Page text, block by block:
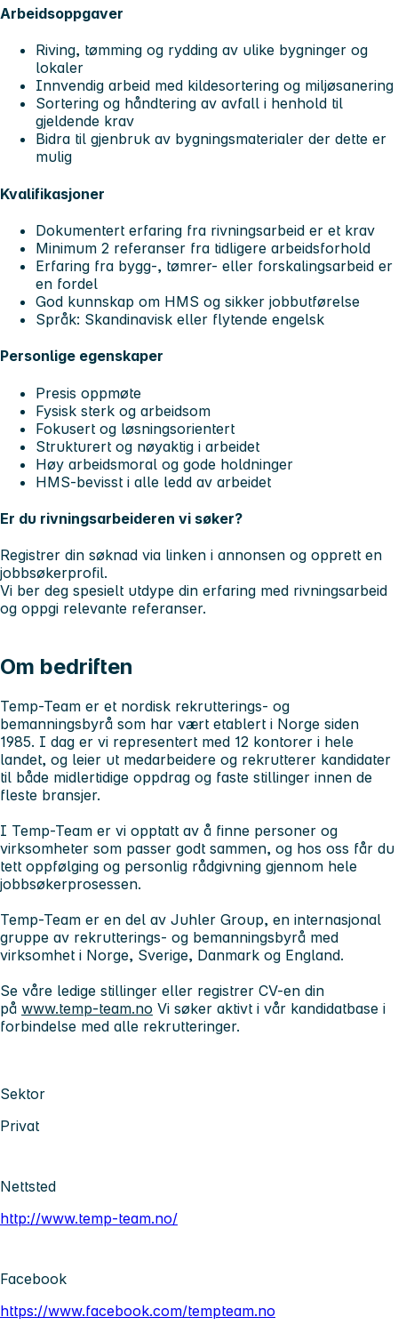
Arbeidsoppgaver
Riving, tømming og rydding av ulike bygninger og
lokaler
Innvendig arbeid med kildesortering og miljøsanering
Sortering og håndtering av avfall i henhold til
gjeldende krav
Bidra til gjenbruk av bygningsmaterialer der dette er
mulig
Kvalifikasjoner
Dokumentert erfaring fra rivningsarbeid er et krav
Minimum 2 referanser fra tidligere arbeidsforhold
Erfaring fra bygg-, tømrer- eller forskalingsarbeid er
en fordel
God kunnskap om HMS og sikker jobbutførelse
Språk: Skandinavisk eller flytende engelsk
Personlige egenskaper
Presis oppmøte
Fysisk sterk og arbeidsom
Fokusert og løsningsorientert
Strukturert og nøyaktig i arbeidet
Høy arbeidsmoral og gode holdninger
HMS-bevisst i alle ledd av arbeidet
Er du rivningsarbeideren vi søker?
Registrer din søknad via linken i annonsen og opprett en
jobbsøkerprofil.
Vi ber deg spesielt utdype din erfaring med rivningsarbeid
og oppgi relevante referanser.
Om bedriften
Temp-Team er et nordisk rekrutterings- og
bemanningsbyrå som har vært etablert i Norge siden
1985. I dag er vi representert med 12 kontorer i hele
landet, og leier ut medarbeidere og rekrutterer kandidater
til både midlertidige oppdrag og faste stillinger innen de
fleste bransjer.
I Temp-Team er vi opptatt av å finne personer og
virksomheter som passer godt sammen, og hos oss får du
tett oppfølging og personlig rådgivning gjennom hele
jobbsøkerprosessen.
Temp-Team er en del av Juhler Group, en internasjonal
gruppe av rekrutterings- og bemanningsbyrå med
virksomhet i Norge, Sverige, Danmark og England.
Se våre ledige stillinger eller registrer CV-en din
på www.temp-team.no Vi søker aktivt i vår kandidatbase i
forbindelse med alle rekrutteringer.
Sektor
Privat
Nettsted
http://www.temp-team.no/
Facebook
https://www.facebook.com/tempteam.no